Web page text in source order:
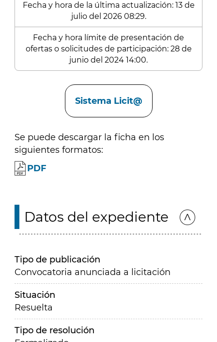
Fecha y hora de la última actualización: 13 de
julio del 2026 08:29.
Fecha y hora límite de presentación de
ofertas o solicitudes de participación: 28 de
junio del 2024 14:00.
Sistema Licit@
Se puede descargar la ficha en los
siguientes formatos:
PDF
Datos del expediente
Tipo de publicación
Convocatoria anunciada a licitación
Situación
Resuelta
Tipo de resolución